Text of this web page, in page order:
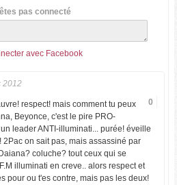
pas connecté
avec Facebook
2012
0
respect! mais comment tu peux
Beyonce, c'est le pire PRO-
leader ANTI-illuminati... purée! éveille
2Pac on sait pas, mais assassiné par
coluche? tout ceux qui se
illuminati en creve.. alors respect et
pour ou t'es contre, mais pas les deux!